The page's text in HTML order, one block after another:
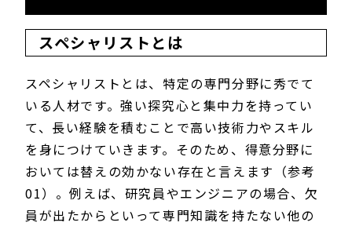
スペシャリストとは
スペシャリストとは、特定の専門分野に秀でて
いる人材です。強い探究心と集中力を持ってい
て、長い経験を積むことで高い技術力やスキル
を身につけていきます。そのため、得意分野に
おいては替えの効かない存在と言えます（参考
01）。例えば、研究員やエンジニアの場合、欠
員が出たからといって専門知識を持たない他の